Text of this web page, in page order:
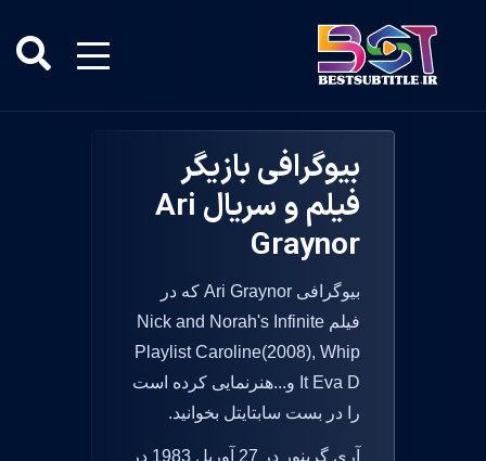
بیوگرافی بازیگر
فیلم و سریال Ari
Graynor
بیوگرافی Ari Graynor که در
فیلم Nick and Norah's Infinite
Playlist Caroline(2008), Whip
It Eva D و...هنرنمایی کرده است
را در بست سابتایتل بخوانید.
آری گرینور در 27 آوریل 1983 در